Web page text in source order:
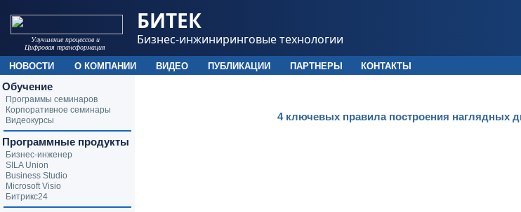
4 ключевых правила построения наглядных
Обучение
Программы семинаров
Корпоративное семинары
Видеокурсы
Программные продукты
Бизнес-инженер
SILA Union
Business Studio
Microsoft Visio
Битрикс24
Улучшение процессов и
Цифровая трансформация
БИТЕК
Бизнес-инжиниринговые технологии
НОВОСТИ О КОМПАНИИ ВИДЕО ПУБЛИКАЦИИ ПАРТНЕРЫ КОНТАКТЫ